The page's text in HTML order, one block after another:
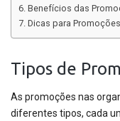
Benefícios das
Dicas para
Tipos de
As promoções nas
diferentes tipos, cada